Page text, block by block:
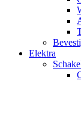
Elektra